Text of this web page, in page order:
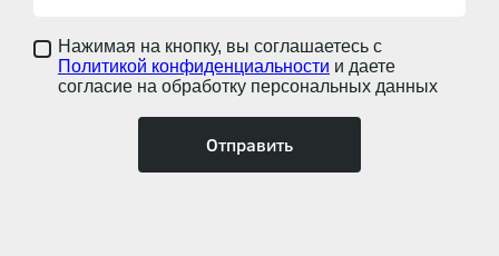
Нажимая на кнопку, вы соглашаетесь с
Политикой конфиденциальности и даете
согласие на обработку персональных данных